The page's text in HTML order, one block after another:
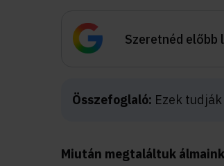
Szeretnéd előbb
Összefoglaló: Ezek
Miután megtaláltuk